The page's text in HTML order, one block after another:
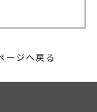
ージへ戻る